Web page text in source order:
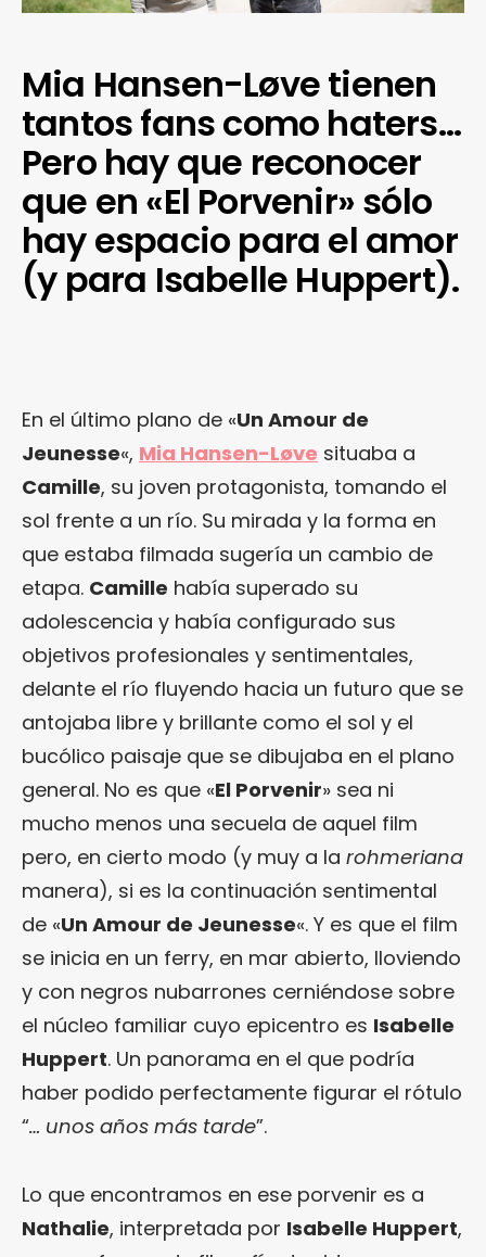
Mia Hansen-Løve tienen
tantos fans como haters…
Pero hay que reconocer
que en «El Porvenir» sólo
hay espacio para el amor
(y para Isabelle Huppert).
En el último plano de «Un Amour de
Jeunesse«, Mia Hansen-Løve situaba a
Camille, su joven protagonista, tomando el
sol frente a un río. Su mirada y la forma en
que estaba filmada sugería un cambio de
etapa. Camille había superado su
adolescencia y había configurado sus
objetivos profesionales y sentimentales,
delante el río fluyendo hacia un futuro que se
antojaba libre y brillante como el sol y el
bucólico paisaje que se dibujaba en el plano
general. No es que «El Porvenir» sea ni
mucho menos una secuela de aquel film
pero, en cierto modo (y muy a la rohmeriana
manera), si es la continuación sentimental
de «Un Amour de Jeunesse«. Y es que el film
se inicia en un ferry, en mar abierto, lloviendo
y con negros nubarrones cerniéndose sobre
el núcleo familiar cuyo epicentro es Isabelle
Huppert. Un panorama en el que podría
haber podido perfectamente figurar el rótulo
“… unos años más tarde”.
Lo que encontramos en ese porvenir es a
Nathalie, interpretada por Isabelle Huppert,